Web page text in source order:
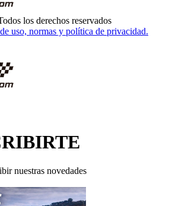
los derechos reservados
uso, normas y política de privacidad.